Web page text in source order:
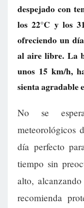
despejado con
los 22°C y los
ofreciendo un
al aire libre. La
unos 15 km/h,
sienta agradable
No se
meteorológicos
día perfecto
tiempo sin
alto,
recomienda